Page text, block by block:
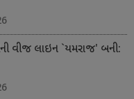
વીજ લાઇન `યમરાજ' બની: